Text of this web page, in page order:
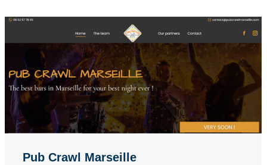
Pub Crawl Marseille